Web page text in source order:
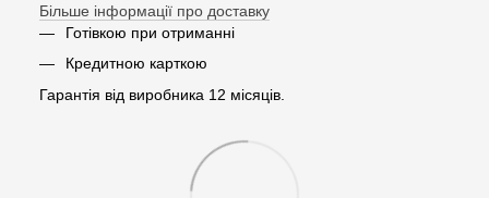
Більше інформації про доставку
Готівкою при отриманні
Кредитною карткою
Гарантія від виробника 12 місяців.